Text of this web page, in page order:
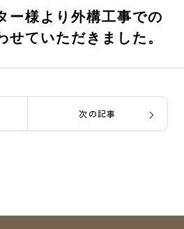
ー様より外構工事での
せていただきました。
次の記事